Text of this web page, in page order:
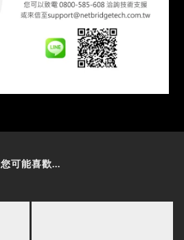
您可能喜歡...